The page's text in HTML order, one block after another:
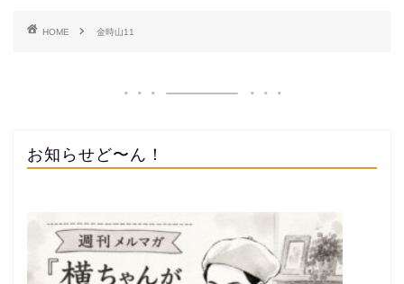
HOME 金時山11
お知らせど〜ん！